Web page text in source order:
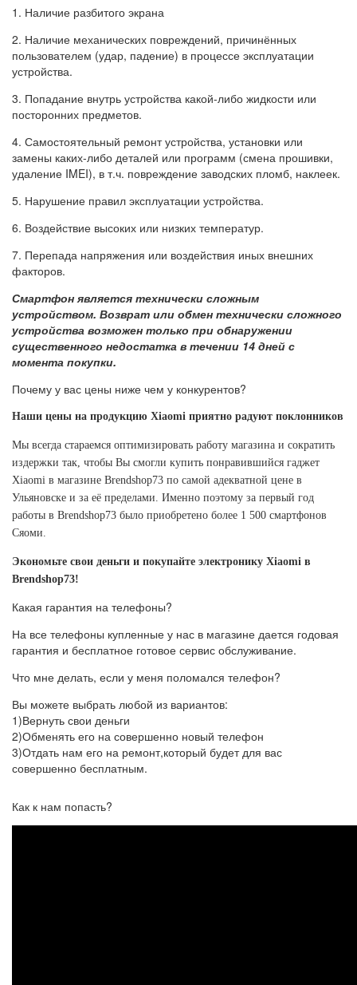
1. Наличие разбитого экрана
2. Наличие механических повреждений, причинённых
пользователем (удар, падение) в процессе эксплуатации
устройства.
3. Попадание внутрь устройства какой-либо жидкости или
посторонних предметов.
4. Самостоятельный ремонт устройства, установки или
замены каких-либо деталей или программ (смена прошивки,
удаление IMEI), в т.ч. повреждение заводских пломб, наклеек.
5. Нарушение правил эксплуатации устройства.
6. Воздействие высоких или низких температур.
7. Перепада напряжения или воздействия иных внешних
факторов.
Смартфон является технически сложным
устройством. Возврат или обмен технически сложного
устройства возможен только при обнаружении
существенного недостатка в течении 14 дней с
момента покупки.
Почему у вас цены ниже чем у конкурентов?
Наши цены на продукцию Xiaomi приятно радуют поклонников
Мы всегда стараемся оптимизировать работу магазина и сократить
издержки так, чтобы Вы смогли купить понравившийся гаджет
Xiaomi в магазине Brendshop73 по самой адекватной цене в
Ульяновске и за её пределами. Именно поэтому за первый год
работы в Brendshop73 было приобретено более 1 500 смартфонов
Сяоми.
Экономьте свои деньги и покупайте электронику Xiaomi в
Brendshop73!
Какая гарантия на телефоны?
На все телефоны купленные у нас в магазине дается годовая
гарантия и бесплатное готовое сервис обслуживание.
Что мне делать, если у меня поломался телефон?
Вы можете выбрать любой из вариантов:
1)Вернуть свои деньги
2)Обменять его на совершенно новый телефон
3)Отдать нам его на ремонт,который будет для вас
совершенно бесплатным.
Как к нам попасть?